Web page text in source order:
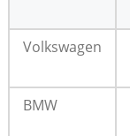
Volkswagen
BMW